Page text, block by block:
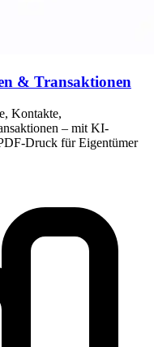
& Transaktionen
Kontakte,
– mit KI-
Druck für Eigentümer